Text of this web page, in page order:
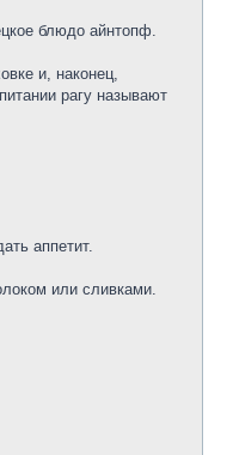
блюдо айнтопф.
и, наконец,
рагу называют
аппетит.
или сливками.